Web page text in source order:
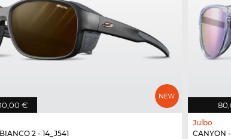
€
2 - 14_J541
Julbo
CANYON